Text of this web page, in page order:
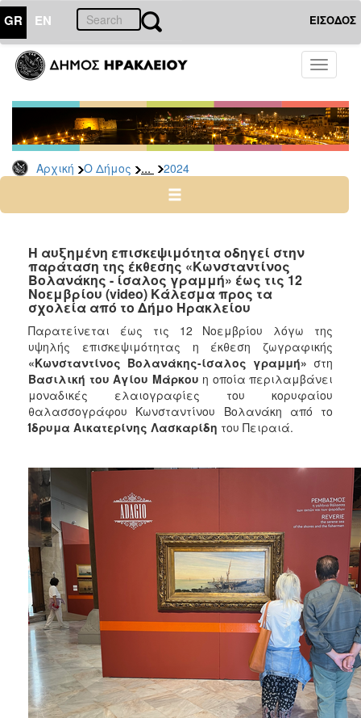
GR EN ΕΙΣΟΔΟΣ
Toggle
Αρχική Ο Δήμος ... 2024
ΔΗΜΟΣ
Δελτία
Τύπου
Αρχείο
2026
2024
2022
2021
2020
2019
2018
2017
2016
2015
2011
2010
ΤΟΠΟΣ
ΠΟΛΙΤΙΣΜΟΣ
Η αυξημένη επισκεψιμότητα οδηγεί στην
παράταση της έκθεσης «Κωνσταντίνος
Βολανάκης - ίσαλος γραμμή» έως τις 12
Νοεμβρίου (video) Κάλεσμα προς τα
σχολεία από το Δήμο Ηρακλείου
Παρατείνεται έως τις 12 Νοεμβρίου λόγω της
υψηλής επισκεψιμότητας η έκθεση ζωγραφικής
«Κωνσταντίνος Βολανάκης-ίσαλος γραμμή» στη
Βασιλική του Αγίου Μάρκου η οποία περιλαμβάνει
μοναδικές ελαιογραφίες του κορυφαίου
θαλασσογράφου Κωνσταντίνου Βολανάκη από το
Ίδρυμα Αικατερίνης Λασκαρίδη του Πειραιά.